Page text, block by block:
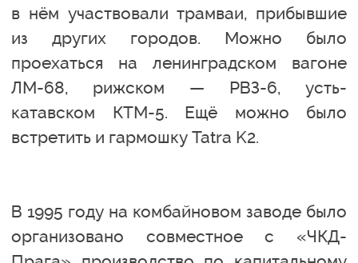
в нём участвовали трамваи, прибывшие
из других городов. Можно было
проехаться на ленинградском вагоне
ЛМ-68, рижском — РВЗ-6, усть-
катавском КТМ-5. Ещё можно было
встретить и гармошку Tatra K2.
В 1995 году на комбайновом заводе было
организовано совместное с «ЧКД-